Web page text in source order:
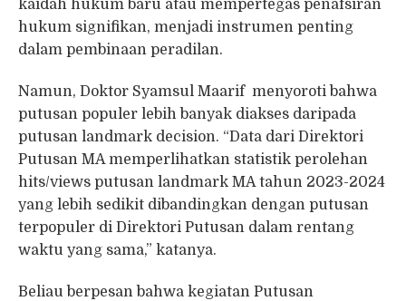
kaidah hukum baru atau mempertegas penafsiran
hukum signifikan, menjadi instrumen penting
dalam pembinaan peradilan.
Namun, Doktor Syamsul Maarif menyoroti bahwa
putusan populer lebih banyak diakses daripada
putusan landmark decision. “Data dari Direktori
Putusan MA memperlihatkan statistik perolehan
hits/views putusan landmark MA tahun 2023-2024
yang lebih sedikit dibandingkan dengan putusan
terpopuler di Direktori Putusan dalam rentang
waktu yang sama,” katanya.
Beliau berpesan bahwa kegiatan Putusan